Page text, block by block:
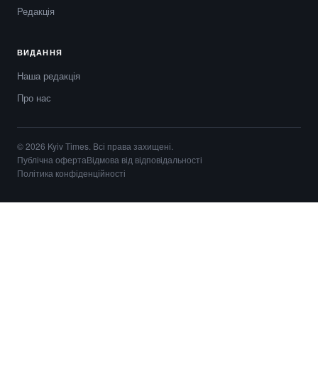
Редакція
ВИДАННЯ
Наша редакція
Про нас
© 2026 Kyiv Times. Всі права захищені.
Публічна офертаВідмова від відповідальності
Політика конфіденційності